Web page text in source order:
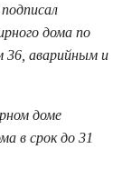
дома по
36, аварийным и
доме
в срок до 31